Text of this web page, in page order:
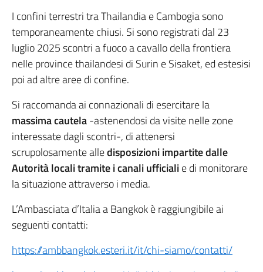
I confini terrestri tra Thailandia e Cambogia sono
temporaneamente chiusi. Si sono registrati dal 23
luglio 2025 scontri a fuoco a cavallo della frontiera
nelle province thailandesi di Surin e Sisaket, ed estesisi
poi ad altre aree di confine.
Si raccomanda ai connazionali di esercitare la
massima cautela-astenendosi da visite nelle zone
interessate dagli scontri-, di attenersi
scrupolosamente alledisposizioni impartite dalle
Autorità locali tramite i canali ufficialie di monitorare
la situazione attraverso i media.
L’Ambasciata d’Italia a Bangkok è raggiungibile ai
seguenti contatti:
https://ambbangkok.esteri.it/it/chi-siamo/contatti/